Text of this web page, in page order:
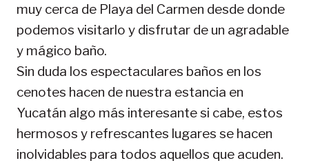
muy cerca de Playa del Carmen desde donde
podemos visitarlo y disfrutar de un agradable
y mágico baño.
Sin duda los espectaculares baños en los
cenotes hacen de nuestra estancia en
Yucatán algo más interesante si cabe, estos
hermosos y refrescantes lugares se hacen
inolvidables para todos aquellos que acuden.